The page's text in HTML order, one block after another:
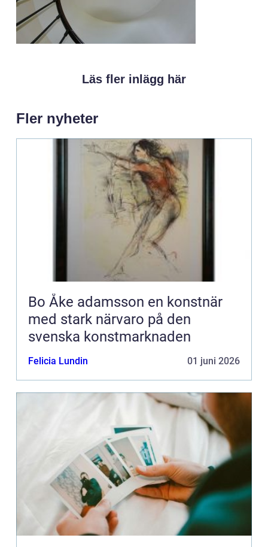
Läs fler inlägg här
Fler nyheter
Bo Åke adamsson en konstnär
med stark närvaro på den
svenska konstmarknaden
Felicia Lundin 01 juni 2026